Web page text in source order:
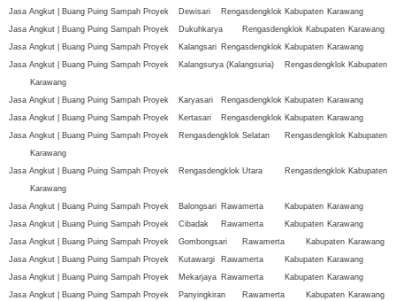
Jasa Angkut | Buang Puing Sampah Proyek
Dewisari Rengasdengklok Kabupaten Karawang
Jasa Angkut | Buang Puing Sampah Proyek
Dukuhkarya Rengasdengklok Kabupaten Karawang
Jasa Angkut | Buang Puing Sampah Proyek
Kalangsari Rengasdengklok Kabupaten Karawang
Jasa Angkut | Buang Puing Sampah Proyek
Kalangsurya (Kalangsuria) Rengasdengklok Kabupaten
Karawang
Jasa Angkut | Buang Puing Sampah Proyek
Karyasari Rengasdengklok Kabupaten Karawang
Jasa Angkut | Buang Puing Sampah Proyek
Kertasari Rengasdengklok Kabupaten Karawang
Jasa Angkut | Buang Puing Sampah Proyek
Rengasdengklok Selatan Rengasdengklok Kabupaten
Karawang
Jasa Angkut | Buang Puing Sampah Proyek
Rengasdengklok Utara Rengasdengklok Kabupaten
Karawang
Jasa Angkut | Buang Puing Sampah Proyek
Balongsari Rawamerta Kabupaten Karawang
Jasa Angkut | Buang Puing Sampah Proyek
Cibadak Rawamerta Kabupaten Karawang
Jasa Angkut | Buang Puing Sampah Proyek
Gombongsari Rawamerta Kabupaten Karawang
Jasa Angkut | Buang Puing Sampah Proyek
Kutawargi Rawamerta Kabupaten Karawang
Jasa Angkut | Buang Puing Sampah Proyek
Mekarjaya Rawamerta Kabupaten Karawang
Jasa Angkut | Buang Puing Sampah Proyek
Panyingkiran Rawamerta Kabupaten Karawang